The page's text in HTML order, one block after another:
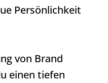
Persönlichkeit
von Brand
einen tiefen